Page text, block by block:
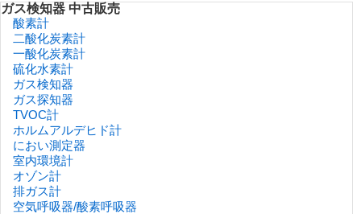
ガス検知器 中古販売
酸素計
二酸化炭素計
一酸化炭素計
硫化水素計
ガス検知器
ガス探知器
TVOC計
ホルムアルデヒド計
におい測定器
室内環境計
オゾン計
排ガス計
空気呼吸器/酸素呼吸器